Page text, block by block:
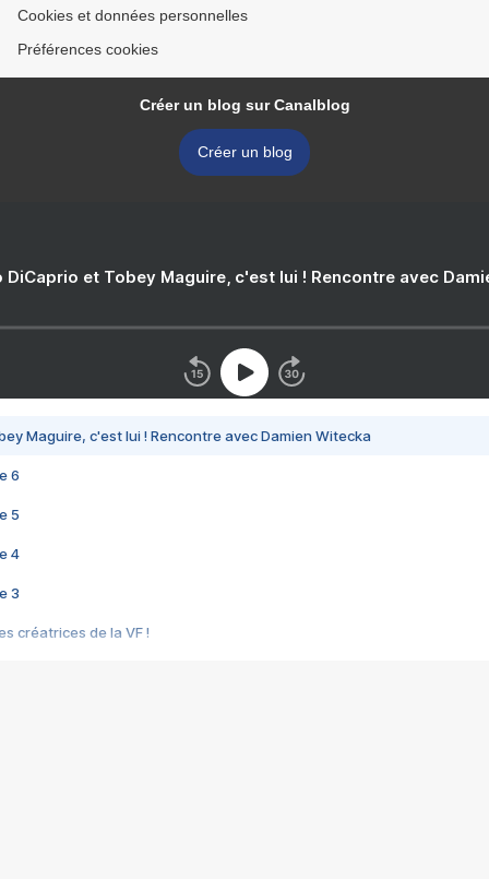
Cookies et données personnelles
Préférences cookies
Créer un blog sur Canalblog
Créer un blog
DiCaprio et Tobey Maguire, c'est lui ! Rencontre avec
Maguire, c'est lui ! Rencontre avec Damien Witecka
6
5
4
3
créatrices de la VF !